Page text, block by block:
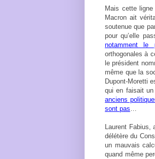
Mais cette
Macron ait
soutenue que
pour qu’elle
notamment le
orthogonales à
le président
même que la
Dupont-Moretti
qui en faisait
anciens
sont pas…
Laurent Fabius,
délétère du
un mauvais
quand même